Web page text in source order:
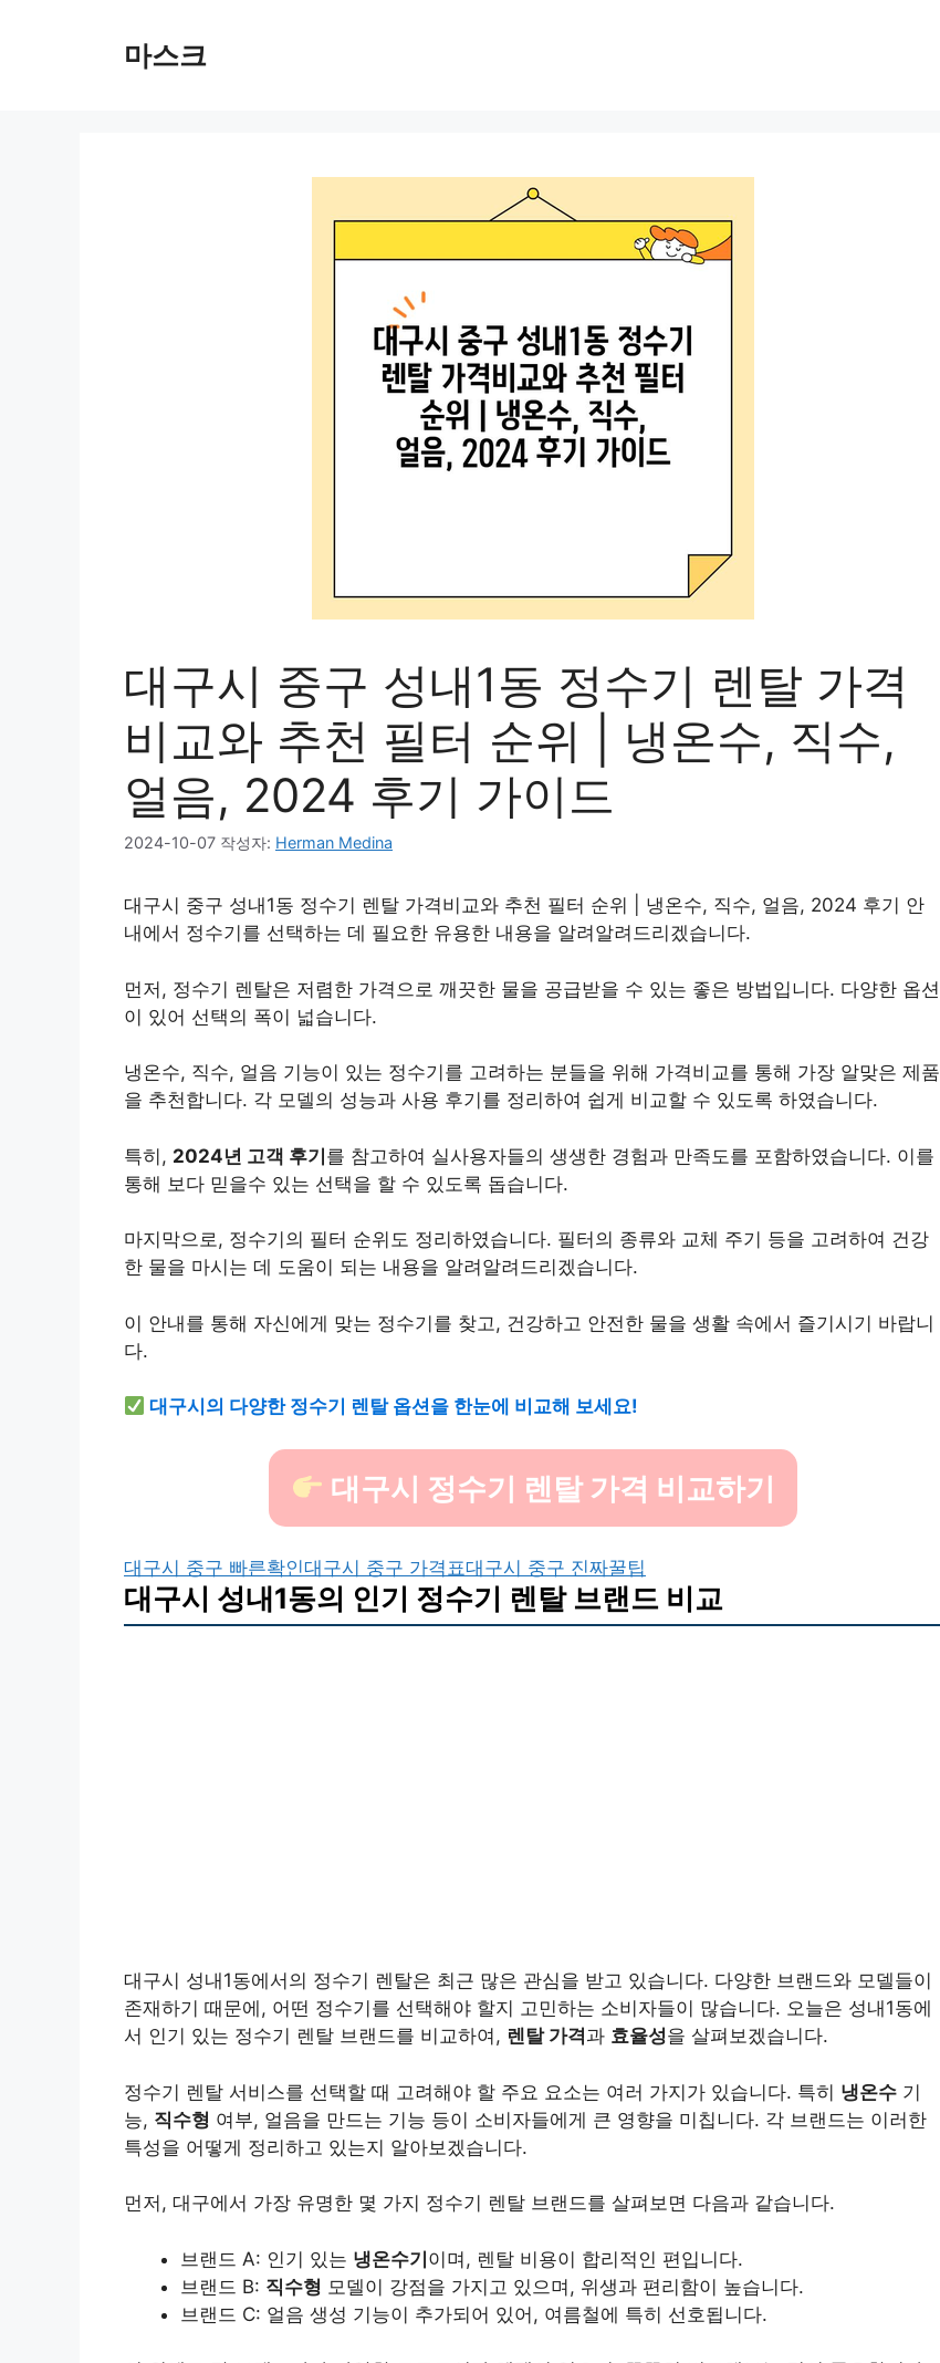
마스크
대구시 중구 성내1동 정수기 렌탈 가격
비교와 추천 필터 순위 | 냉온수, 직수,
얼음, 2024 후기 가이드
2024-10-07 작성자: Herman Medina
대구시 중구 성내1동 정수기 렌탈 가격비교와 추천 필터 순위 | 냉온수, 직수, 얼음, 2024 후기 안
내에서 정수기를 선택하는 데 필요한 유용한 내용을 알려알려드리겠습니다.
먼저, 정수기 렌탈은 저렴한 가격으로 깨끗한 물을 공급받을 수 있는 좋은 방법입니다. 다양한 옵션
이 있어 선택의 폭이 넓습니다.
냉온수, 직수, 얼음 기능이 있는 정수기를 고려하는 분들을 위해 가격비교를 통해 가장 알맞은 제품
을 추천합니다. 각 모델의 성능과 사용 후기를 정리하여 쉽게 비교할 수 있도록 하였습니다.
특히, 2024년 고객 후기를 참고하여 실사용자들의 생생한 경험과 만족도를 포함하였습니다. 이를
통해 보다 믿을수 있는 선택을 할 수 있도록 돕습니다.
마지막으로, 정수기의 필터 순위도 정리하였습니다. 필터의 종류와 교체 주기 등을 고려하여 건강
한 물을 마시는 데 도움이 되는 내용을 알려알려드리겠습니다.
이 안내를 통해 자신에게 맞는 정수기를 찾고, 건강하고 안전한 물을 생활 속에서 즐기시기 바랍니
다.
대구시의 다양한 정수기 렌탈 옵션을 한눈에 비교해 보세요!
대구시 정수기 렌탈 가격 비교하기
대구시 중구 빠른확인대구시 중구 가격표대구시 중구 진짜꿀팁
대구시 성내1동의 인기 정수기 렌탈 브랜드 비교
대구시 성내1동에서의 정수기 렌탈은 최근 많은 관심을 받고 있습니다. 다양한 브랜드와 모델들이
존재하기 때문에, 어떤 정수기를 선택해야 할지 고민하는 소비자들이 많습니다. 오늘은 성내1동에
서 인기 있는 정수기 렌탈 브랜드를 비교하여, 렌탈 가격과 효율성을 살펴보겠습니다.
정수기 렌탈 서비스를 선택할 때 고려해야 할 주요 요소는 여러 가지가 있습니다. 특히 냉온수 기
능, 직수형 여부, 얼음을 만드는 기능 등이 소비자들에게 큰 영향을 미칩니다. 각 브랜드는 이러한
특성을 어떻게 정리하고 있는지 알아보겠습니다.
먼저, 대구에서 가장 유명한 몇 가지 정수기 렌탈 브랜드를 살펴보면 다음과 같습니다.
브랜드 A: 인기 있는 냉온수기이며, 렌탈 비용이 합리적인 편입니다.
브랜드 B: 직수형 모델이 강점을 가지고 있으며, 위생과 편리함이 높습니다.
브랜드 C: 얼음 생성 기능이 추가되어 있어, 여름철에 특히 선호됩니다.